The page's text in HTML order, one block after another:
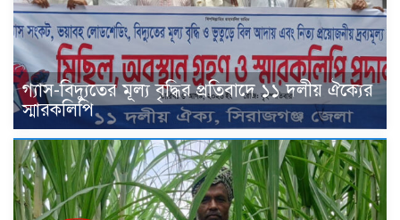
গ্যাস-বিদ্যুতের মূল্য বৃদ্ধির প্রতিবাদে ১১ দলীয় ঐক্যের
স্মারকলিপি